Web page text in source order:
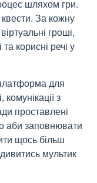
шляхом гри.
За кожну
гроші,
корисні речі у
для
з
проставлені
аби заповнювати
щось більш
мультик